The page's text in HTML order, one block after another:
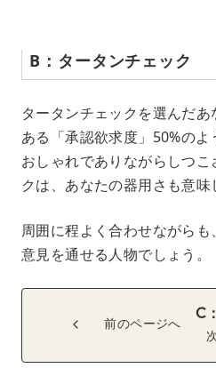
B：タータンチェック
タータンチェックを選んだ
ある「承認欲求度」50%のよ
おしゃれでありながらしつ
クは、あなたの器用さも意味
周囲に程よく合わせながら
意見を通せる人物でしょう。
前のページへ
C